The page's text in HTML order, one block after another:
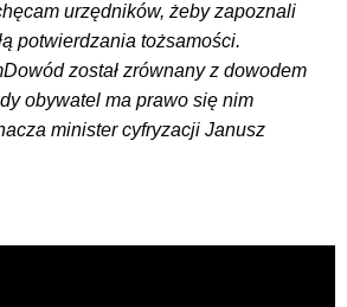
urzędników, żeby zapoznali
potwierdzania tożsamości.
został zrównany z dowodem
obywatel ma prawo się nim
minister cyfryzacji Janusz